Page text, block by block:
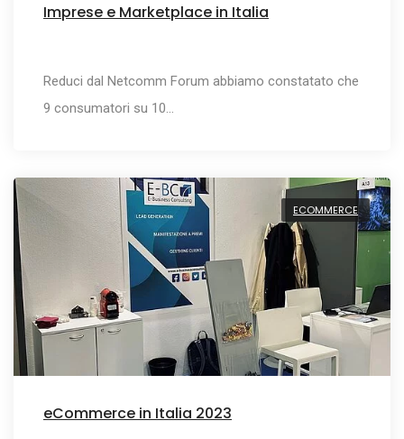
Imprese e Marketplace in Italia
Reduci dal Netcomm Forum abbiamo constatato che
9 consumatori su 10…
ECOMMERCE
eCommerce in Italia 2023